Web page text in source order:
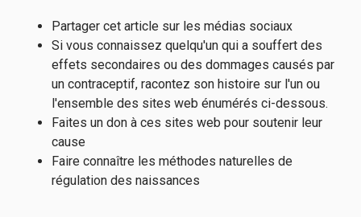
Partager cet article sur les médias sociaux
Si vous connaissez quelqu'un qui a souffert des
effets secondaires ou des dommages causés par
un contraceptif, racontez son histoire sur l'un ou
l'ensemble des sites web énumérés ci-dessous.
Faites un don à ces sites web pour soutenir leur
cause
Faire connaître les méthodes naturelles de
régulation des naissances